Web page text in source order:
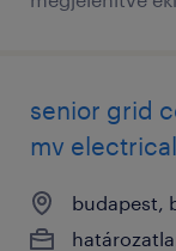
senior grid
mv
budapest,